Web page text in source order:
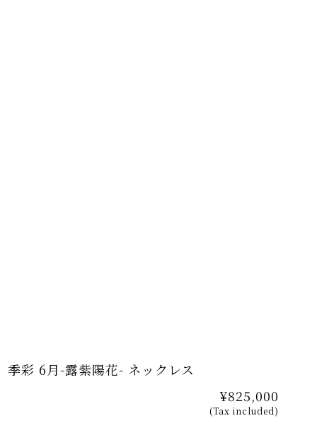
季彩 6月-露紫陽花- ネックレス
¥825,000
(Tax included)